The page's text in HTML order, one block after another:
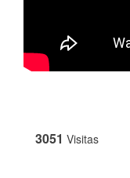
3051 Visitas